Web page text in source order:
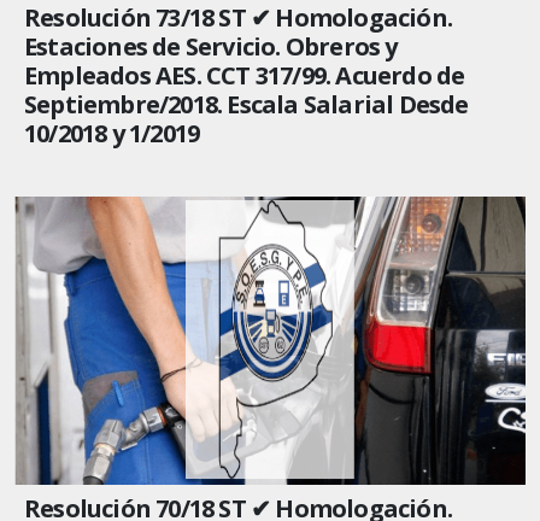
Resolución 73/18 ST ✔ Homologación.
Estaciones de Servicio. Obreros y
Empleados AES. CCT 317/99. Acuerdo de
Septiembre/2018. Escala Salarial Desde
10/2018 y 1/2019
Resolución 70/18 ST ✔ Homologación.